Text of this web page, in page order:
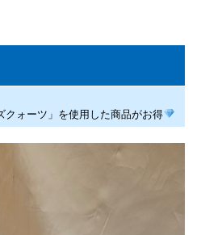
クォーツ」を使用した商品がお得